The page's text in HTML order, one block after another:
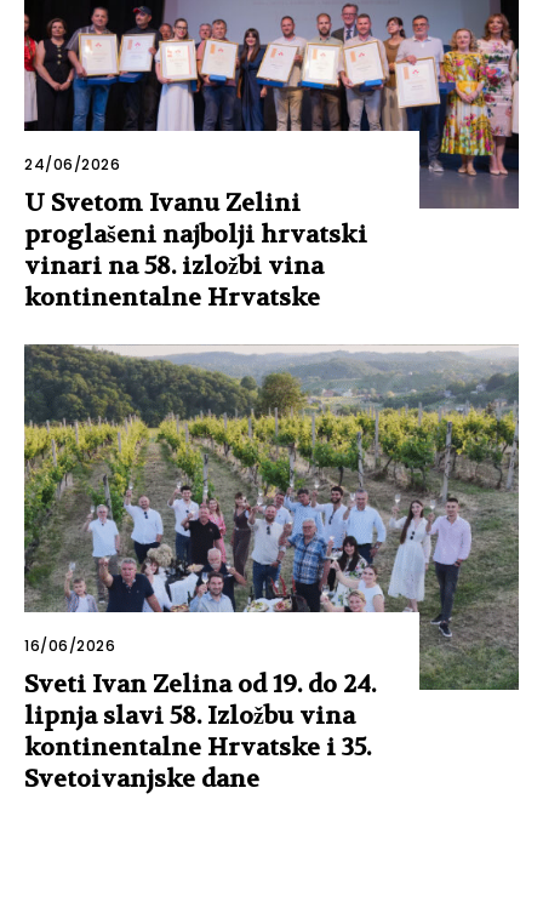
24/06/2026
U Svetom Ivanu Zelini
proglašeni najbolji hrvatski
vinari na 58. izložbi vina
kontinentalne Hrvatske
16/06/2026
Sveti Ivan Zelina od 19. do 24.
lipnja slavi 58. Izložbu vina
kontinentalne Hrvatske i 35.
Svetoivanjske dane